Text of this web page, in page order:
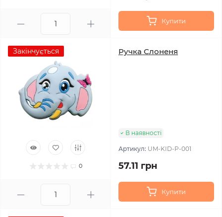
Купити
Закінчується
0
Ручка Слоненя
В наявності
Артикул: UM-KID-P-001
57.11 грн
Купити